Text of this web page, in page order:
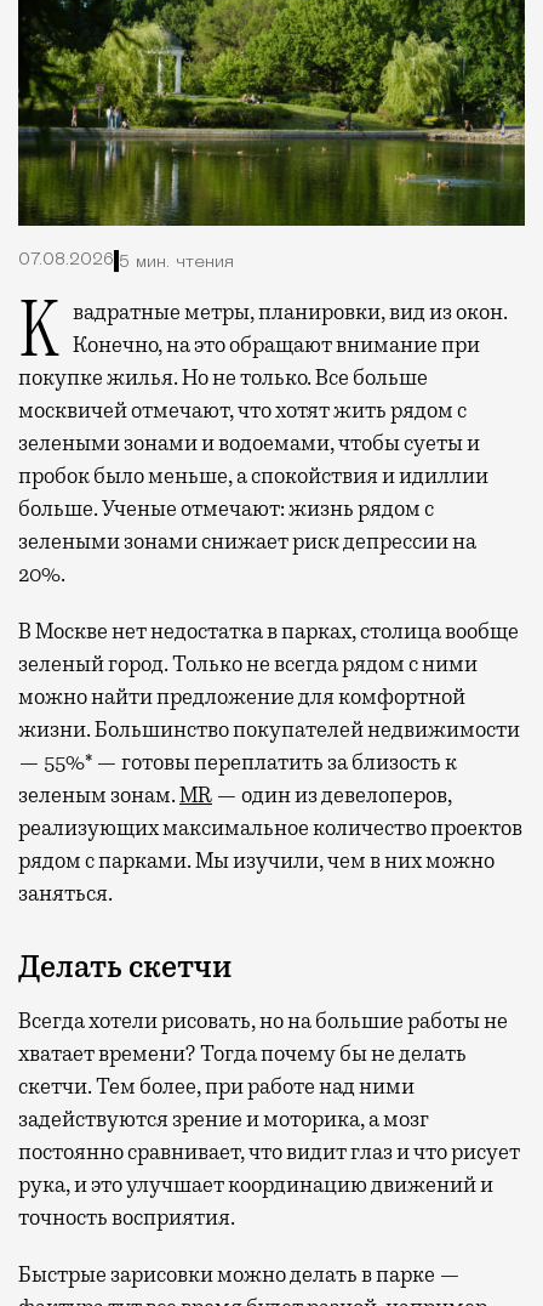
07.08.2026 5 мин. чтения
Квадратные метры, планировки, вид из окон. Конечно, на это обращают внимание при
покупке жилья. Но не только. Все больше
москвичей отмечают, что хотят жить рядом с
зелеными зонами и водоемами, чтобы суеты и
пробок было меньше, а спокойствия и идиллии
больше. Ученые отмечают: жизнь рядом с
зелеными зонами снижает риск депрессии на
20%.
В Москве нет недостатка в парках, столица вообще
зеленый город. Только не всегда рядом с ними
можно найти предложение для комфортной
жизни. Большинство покупателей недвижимости
— 55%* — готовы переплатить за близость к
зеленым зонам.MR — один из девелоперов,
реализующих максимальное количество проектов
рядом с парками. Мы изучили, чем в них можно
заняться.
Делать скетчи
Всегда хотели рисовать, но на большие работы не
хватает времени? Тогда почему бы не делать
скетчи. Тем более, при работе над ними
задействуются зрение и моторика, а мозг
постоянно сравнивает, что видит глаз и что рисует
рука, и это улучшает координацию движений и
точность восприятия.
Быстрые зарисовки можно делать в парке —